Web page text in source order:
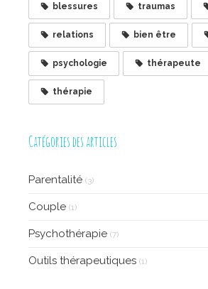
blessures traumas
relations bien être
psychologie thérapeute
thérapie
Catégories des articles
Parentalité (3)
Couple (1)
Psychothérapie (7)
Outils thérapeutiques (1)